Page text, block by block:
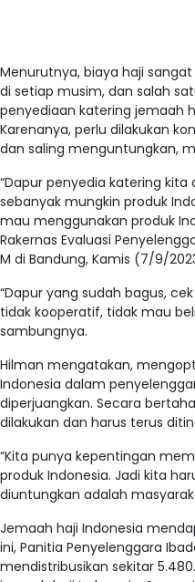
Menurutnya, biaya haji
di setiap musim, dan salah
penyediaan katering jemaah
Karenanya, perlu dilakukan
dan saling menguntungkan,
“Dapur penyedia katering
sebanyak mungkin produk
mau menggunakan produk
Rakernas Evaluasi
M di Bandung, Kamis (7/9/
“Dapur yang sudah bagus,
tidak kooperatif, tidak mau
sambungnya.
Hilman mengatakan,
Indonesia dalam
diperjuangkan. Secara
dilakukan dan harus terus
“Kita punya kepentingan
produk Indonesia. Jadi kita
diuntungkan adalah
Jemaah haji Indonesia
ini, Panitia Penyelenggara
mendistribusikan sekitar